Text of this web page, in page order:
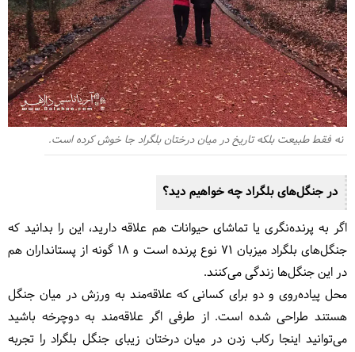
نه فقط طبیعت بلکه تاریخ در میان درختان بلگراد جا خوش کرده ‌است.
در جنگل‌های بلگراد چه خواهیم دید؟
اگر به پرنده‌نگری یا تماشای حیوانات هم علاقه دارید، این را بدانید که
جنگل‌های بلگراد میزبان 71 نوع پرنده است و 18 گونه از پستانداران هم
در این جنگل‌ها زندگی می‌کنند.
محل پیاده‌روی و دو برای کسانی که علاقه‌مند به ورزش در میان جنگل
هستند طراحی شده است. از طرفی اگر علاقه‌مند به دوچرخه باشید
می‌توانید اینجا رکاب زدن در میان درختان زیبای جنگل بلگراد را تجربه